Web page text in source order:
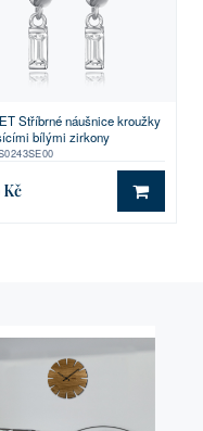
Stříbrné náušnice kroužky
bílými zirkony
Kč DO